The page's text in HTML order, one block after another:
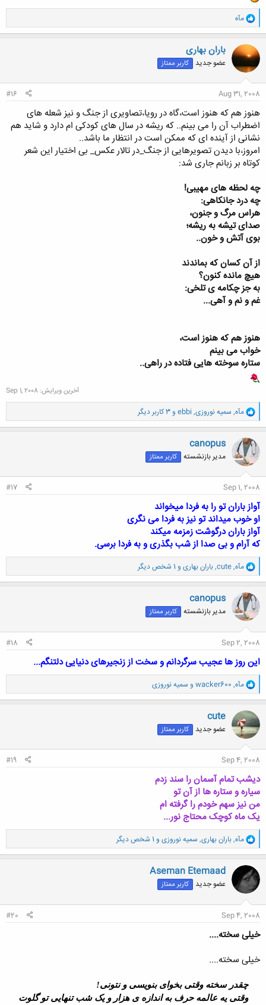
و
ا
ک
ن
ش
ه
ا
مآه
باران بهاری
عضو جدید کاربر ممتاز
Aug 31, 2008
#16
هنوز هم که هنوز است،گاه در رویا،تصاویری از جنگ و نیز شعله های
اضطراب آن را می بینم.. که ریشه در سال های کودکی ام دارد و شاید هم
نشانی از آینده ای که ممکن است در انتظار ما باشد..
امروز،با دیدن تصویرهایی از جنگ_در تالار عکس_ بی اختیار این شعر
کوتاه بر زبانم جاری شد:
چه لحظه های مهیبی!
چه درد جانکاهی:
هراس مرگ و جنون،
صدای تیشه به ریشه؛
بوی آتش و خون..
از آن کسان که بماندند
هیچ مانده کنون؟
به جز چکامه ی تلخی:
غم و نم و آهی...
هنوز هم که هنوز است،
خواب می بینم
ستاره سوخته هایی فتاده در راهی..
آخرین ویرایش: Sep 1, 2008
و
ا
ک
ن
ش
ه
ا
مآه, سمیه نوروزی,
ebbi و 3 کاربر دیگر
canopus
مدیر بازنشسته کاربر ممتاز
Sep 1, 2008
#17
آواز باران تو را به فردا میخواند
او خوب میداند تو نیز به فردا می نگری
آواز باران درگوشت زمزمه میکند
که آرام و بی صدا از شب بگذری و به فردا برسی.
و
ا
ک
ن
ش
ه
ا
مآه,
cute
,باران بهاری و 1 شخص دیگر
canopus
مدیر بازنشسته کاربر ممتاز
Sep 2, 2008
#18
این روز ها عجیب سرگردانم و سخت از زنجیرهای دنیایی دلتنگم...
و
ا
ک
ن
ش
ه
ا
مآه,
wacker600 و سمیه نوروزی
cute
عضو جدید کاربر ممتاز
Sep 4, 2008
#19
دیشب تمام آسمان را سند زدم
سیاره و ستاره ها از آن تو
من نیز سهم خودم را گرفته ام
یک ماه کوچک محتاج نور...
و
ا
ک
ن
ش
ه
ا
مآه,باران بهاری, سمیه نوروزی و 1 شخص دیگر
Aseman Etemaad
عضو جدید کاربر ممتاز
Sep 4, 2008
#20
خیلی سخته....
خیلی سخته....
چقدر سخته وقتی بخوای بنویسی و نتونی!
وقتی یه عالمه حرف به اندازه ی هزار و یک شب تنهایی تو گلوت